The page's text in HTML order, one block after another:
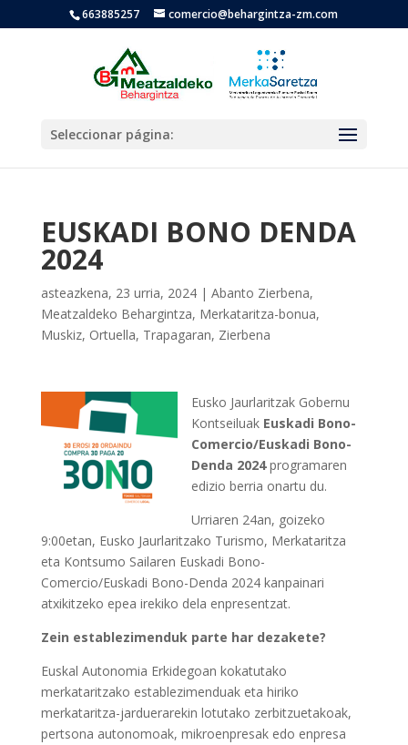
663885257 comercio@behargintza-zm.com
Seleccionar página:
EUSKADI BONO DENDA
2024
asteazkena, 23 urria, 2024| Abanto Zierbena,
Meatzaldeko Behargintza, Merkataritza-bonua,
Muskiz, Ortuella, Trapagaran, Zierbena
Eusko Jaurlaritzak Gobernu
Kontseiluak Euskadi Bono-
Comercio/Euskadi Bono-
Denda 2024programaren
edizio berria onartu du.
Urriaren 24an, goizeko
9:00etan, Eusko Jaurlaritzako Turismo, Merkataritza
eta Kontsumo Sailaren Euskadi Bono-
Comercio/Euskadi Bono-Denda 2024 kanpainari
atxikitzeko epea irekiko dela enpresentzat.
Zein establezimenduk parte har dezakete?
Euskal Autonomia Erkidegoan kokatutako
merkataritzako establezimenduak eta hiriko
merkataritza-jarduerarekin lotutako zerbitzuetakoak,
pertsona autonomoak, mikroenpresak edo enpresa